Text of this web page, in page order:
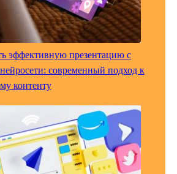
эффективную презентацию с
современный подход к
контенту